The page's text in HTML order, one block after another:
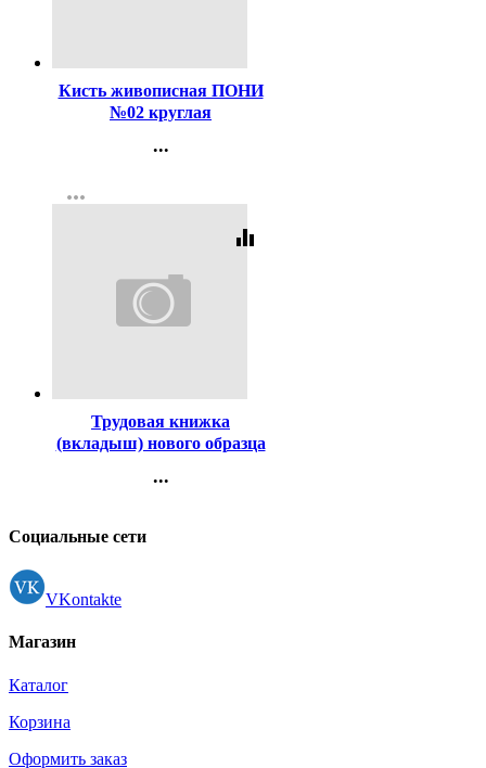
Кисть живописная ПОНИ
№02 круглая
...
Регистрация
more_horiz
equalizer
Трудовая книжка
(вкладыш) нового образца
...
Регистрация
Социальные сети
VKontakte
Магазин
Каталог
Корзина
Оформить заказ